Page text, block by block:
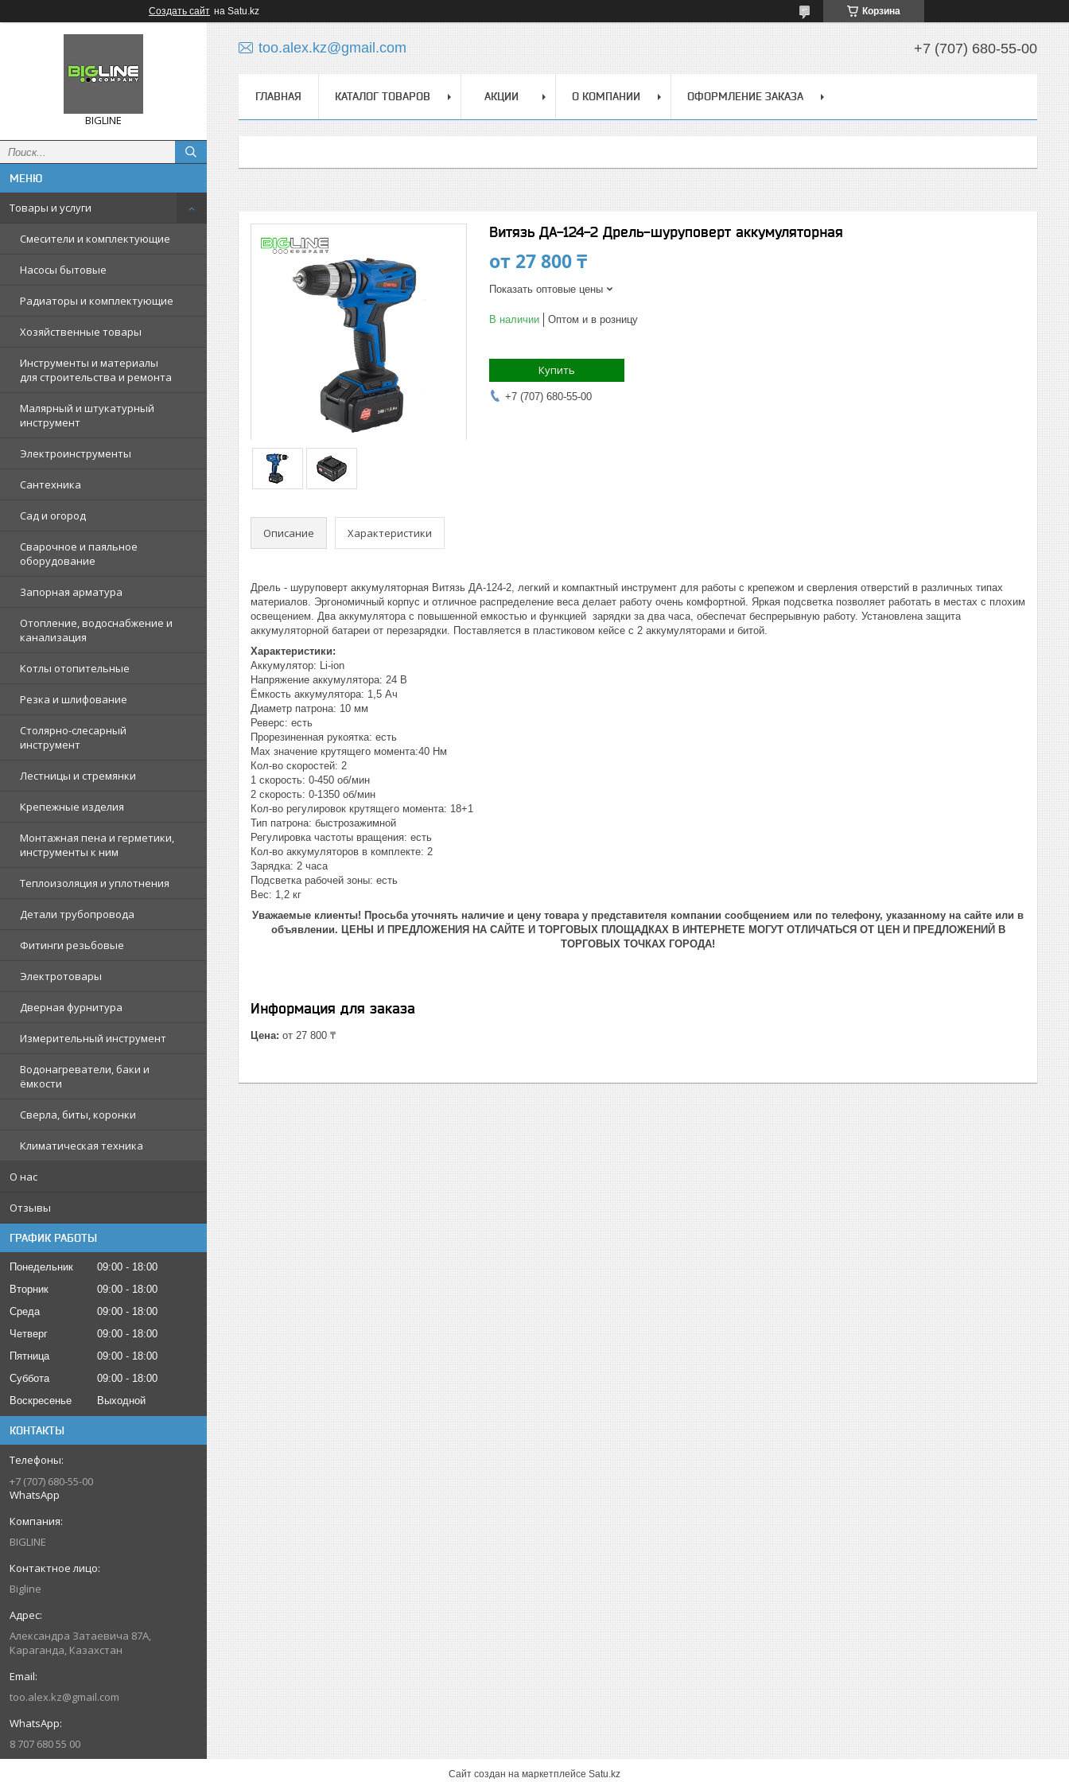
Создать сайт на Satu.kz Корзина
BIGLINE
Товары и услуги
Смесители и комплектующие
Насосы бытовые
Радиаторы и комплектующие
Хозяйственные товары
Инструменты и материалы
для строительства и ремонта
Малярный и штукатурный
инструмент
Электроинструменты
Сантехника
Сад и огород
Сварочное и паяльное
оборудование
Запорная арматура
Отопление, водоснабжение и
канализация
Котлы отопительные
Резка и шлифование
Столярно-слесарный
инструмент
Лестницы и стремянки
Крепежные изделия
Монтажная пена и герметики,
инструменты к ним
Теплоизоляция и уплотнения
Детали трубопровода
Фитинги резьбовые
Электротовары
Дверная фурнитура
Измерительный инструмент
Водонагреватели, баки и
ёмкости
Сверла, биты, коронки
Климатическая техника
О нас
Отзывы
ГРАФИК РАБОТЫ
Понедельник 09:00
18:00
Вторник
09:00
18:00
Среда
09:00
18:00
Четверг
09:00
18:00
Пятница
09:00
18:00
Суббота
09:00
18:00
Воскресенье
Выходной
КОНТАКТЫ
+7 (707) 680-55-00
WhatsApp
BIGLINE
Bigline
Александра Затаевича 87А,
Караганда, Казахстан
too.alex.kz@gmail.com
8 707 680 55 00
too.alex.kz@gmail.com +7 (707) 680-55-00
ГЛАВНАЯ КАТАЛОГ ТОВАРОВ АКЦИИ О КОМПАНИИ ОФОРМЛЕНИЕ ЗАКАЗА
Витязь ДА-124-2 Дрель-шуруповерт аккумуляторная
от 27 800 ₸
Показать оптовые цены
В наличии Оптом и в розницу
Купить
+7 (707) 680-55-00
Описание Характеристики
Дрель - шуруповерт аккумуляторная Витязь ДА-124-2, легкий и компактный инструмент для работы с крепежом и сверления отверстий в различных типах
материалов. Эргономичный корпус и отличное распределение веса делает работу очень комфортной. Яркая подсветка позволяет работать в местах с плохим
освещением. Два аккумулятора с повышенной емкостью и функцией зарядки за два часа, обеспечат беспрерывную работу. Установлена защита
аккумуляторной батареи от перезарядки. Поставляется в пластиковом кейсе с 2 аккумуляторами и битой.
Характеристики:
Аккумулятор: Li-ion
Напряжение аккумулятора: 24 В
Ёмкость аккумулятора: 1,5 Ач
Диаметр патрона: 10 мм
Реверс: есть
Прорезиненная рукоятка: есть
Мах значение крутящего момента:40 Нм
Кол-во скоростей: 2
1 скорость: 0-450 об/мин
2 скорость: 0-1350 об/мин
Кол-во регулировок крутящего момента: 18+1
Тип патрона: быстрозажимной
Регулировка частоты вращения: есть
Кол-во аккумуляторов в комплекте: 2
Зарядка: 2 часа
Подсветка рабочей зоны: есть
Вес: 1,2 кг
Уважаемые клиенты! Просьба уточнять наличие и цену товара у представителя компании сообщением или по телефону, указанному на сайте или в
объявлении. ЦЕНЫ И ПРЕДЛОЖЕНИЯ НА САЙТЕ И ТОРГОВЫХ ПЛОЩАДКАХ В ИНТЕРНЕТЕ МОГУТ ОТЛИЧАТЬСЯ ОТ ЦЕН И ПРЕДЛОЖЕНИЙ В
ТОРГОВЫХ ТОЧКАХ ГОРОДА!
Информация для заказа
Цена: от 27 800 ₸
Сайт создан на маркетплейсе Satu.kz